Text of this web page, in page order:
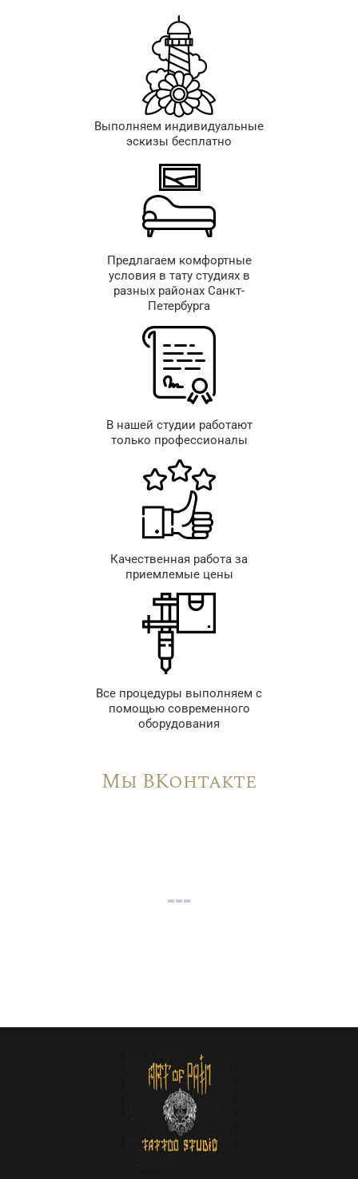
Выполняем индивидуальные
эскизы бесплатно
Предлагаем комфортные
условия в тату студиях в
разных районах Санкт-
Петербурга
В нашей студии работают
только профессионалы
Качественная работа за
приемлемые цены
Все процедуры выполняем с
помощью современного
оборудования
Мы ВКонтакте